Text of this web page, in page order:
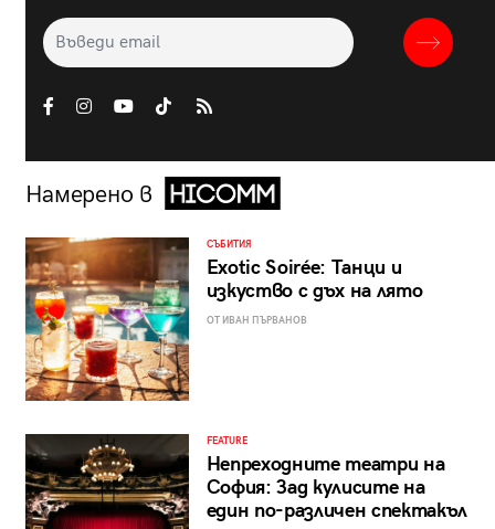
Намерено в
СЪБИТИЯ
Exotic Soirée: Танци и
изкуство с дъх на лято
ОТ ИВАН ПЪРВАНОВ
FEATURE
Непреходните театри на
София: Зад кулисите на
един по-различен спектакъл